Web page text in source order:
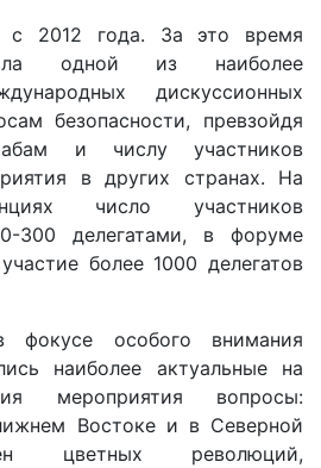
с 2012 года. За это время
одной из наиболее
дискуссионных
безопасности, превзойдя
и числу участников
в других странах. На
число участников
300 делегатами, в форуме
более 1000 делегатов
особого внимания
наиболее актуальные на
мероприятия вопросы:
Востоке и в Северной
цветных революций,